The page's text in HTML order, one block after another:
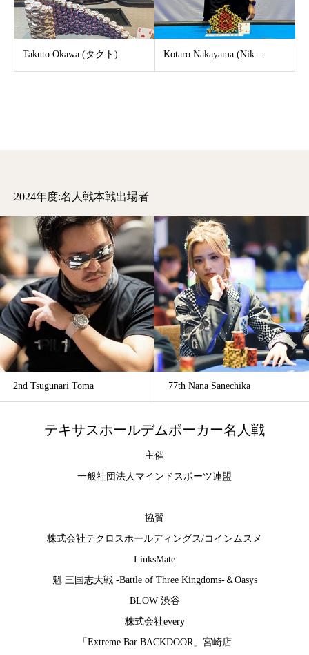
Takuto Okawa (タクト) Kotaro Nakayama (Nik...
2024年度:名人戦本戦出場者
2nd Tsugunari Toma 77th Nana Sanechika
テキサスホールデムポーカー名人戦
主催
一般社団法人マインドスポーツ連盟
協賛
株式会社テクロスホールディングス/コインムスメ
LinksMate
魁 三国志大戦 -Battle of Three Kingdoms-＆Oasys
BLOW 渋谷
株式会社every
「Extreme Bar BACKDOOR」宮崎店